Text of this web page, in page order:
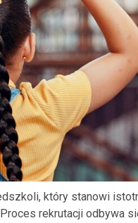
który stanowi
rekrutacji odbywa